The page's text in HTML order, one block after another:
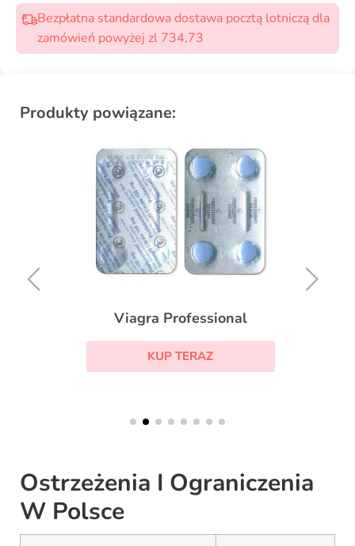
Bezpłatna standardowa dostawa pocztą lotniczą dla
zamówień powyżej zl 734,73
Produkty powiązane:
Viagra Professional
KUP TERAZ
Ostrzeżenia I Ograniczenia
W Polsce